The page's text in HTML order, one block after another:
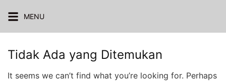
ke
konten
MENU
Tidak Ada yang Ditemukan
It seems we can’t find what you’re looking for. Perhaps